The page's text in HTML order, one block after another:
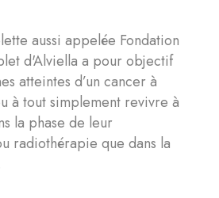
aussi appelée Fondation
d'Alviella a pour objectif
atteintes d’un cancer à
à tout simplement revivre à
la phase de leur
radiothérapie que dans la